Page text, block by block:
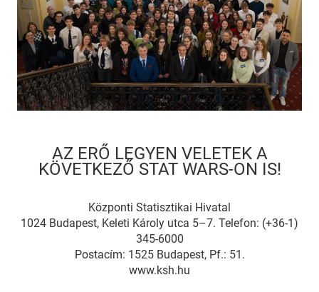
AZ ERŐ LEGYEN VELETEK A
KÖVETKEZŐ STAT WARS-ON IS!
Központi Statisztikai Hivatal
1024 Budapest, Keleti Károly utca 5–7. Telefon: (+36-1)
345-6000
Postacím: 1525 Budapest, Pf.: 51.
www.ksh.hu